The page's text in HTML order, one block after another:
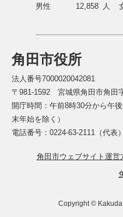
角田市役所
法人番号7000020042081
〒981-1592 宮城県角田市角田
開庁時間：午前8時30分から午
末年始を除く）
電話番号：0224-63-2111（代表）
角田市ウェブサイト運営
Copyright © Kakuda
男性
12,858 人